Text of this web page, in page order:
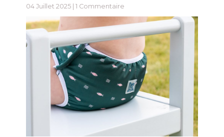
04 Juillet 2025 |1 Commentaire